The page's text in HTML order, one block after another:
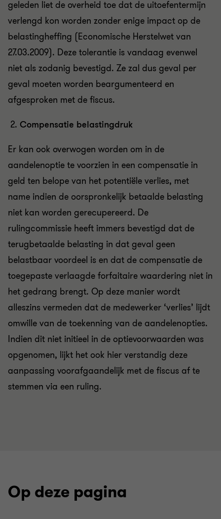
geleden liet de overheid toe dat de uitoefentermijn
verlengd kon worden zonder enige impact op de
belastingheffing (Economische Herstelwet van
27.03.2009). Deze tolerantie is vandaag evenwel
niet als zodanig bevestigd. Ze zal dus geval per
geval moeten worden beargumenteerd en
afgesproken met de fiscus.
Compensatie belastingdruk
Er kan ook overwogen worden om in de
aandelenoptie te voorzien in een compensatie in
geld ten belope van het potentiële verlies, met
name indien de oorspronkelijk betaalde belasting
niet kan worden gerecupereerd. De
rulingcommissie heeft immers bevestigd dat de
terugbetaalde belasting in dat geval geen
belastbaar voordeel is en dat de compensatie de
toegepaste verlaagde forfaitaire waardering niet in
het gedrang brengt. Op deze manier wordt
alleszins vermeden dat de medewerker ‘verlies’ lijdt
omwille van de toekenning van de aandelenopties.
Indien dit niet initieel in de optievoorwaarden was
opgenomen, lijkt het ook hier verstandig deze
aanpassing voorafgaandelijk met de fiscus af te
stemmen via een ruling.
Op deze pagina